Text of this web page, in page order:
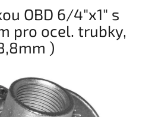
OBD 6/4"x1" s
pro ocel. trubky,
)